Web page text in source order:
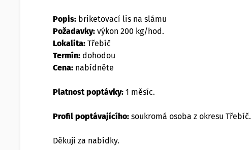
Popis: briketovací lis na slámu
Požadavky: výkon 200 kg/hod.
Lokalita: Třebíč
Termín: dohodou
Cena: nabídněte
Platnost poptávky: 1 měsíc.
Profil poptávajícího: soukromá osoba z okresu Třebíč.
Děkuji za nabídky.